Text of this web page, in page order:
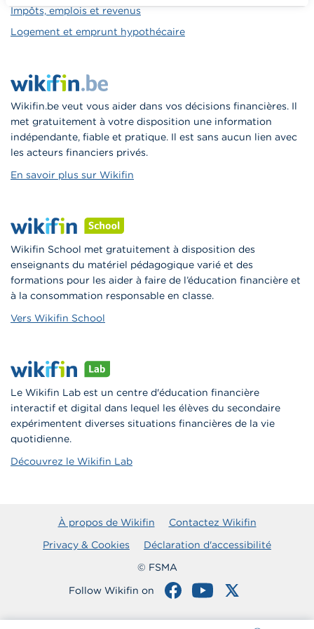
Impôts, emplois et revenus
Logement et emprunt hypothécaire
Wikifin.be veut vous aider dans vos décisions financières. Il
met gratuitement à votre disposition une information
indépendante, fiable et pratique. Il est sans aucun lien avec
les acteurs financiers privés.
En savoir plus sur Wikifin
Wikifin School met gratuitement à disposition des
enseignants du matériel pédagogique varié et des
formations pour les aider à faire de l’éducation financière et
à la consommation responsable en classe.
Vers Wikifin School
Le Wikifin Lab est un centre d'éducation financière
interactif et digital dans lequel les élèves du secondaire
expérimentent diverses situations financières de la vie
quotidienne.
Découvrez le Wikifin Lab
À propos de Wikifin
Contactez Wikifin
Privacy & Cookies
Déclaration d'accessibilité
© FSMA
Follow Wikifin on